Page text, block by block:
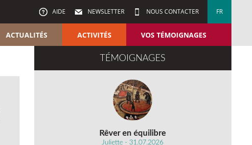
AIDE NEWSLETTER NOUS CONTACTER FR
ACTUALITÉS ACTIVITÉS VOS TÉMOIGNAGES
TÉMOIGNAGES
Rêver en équilibre
Juliette - 31.07.2026